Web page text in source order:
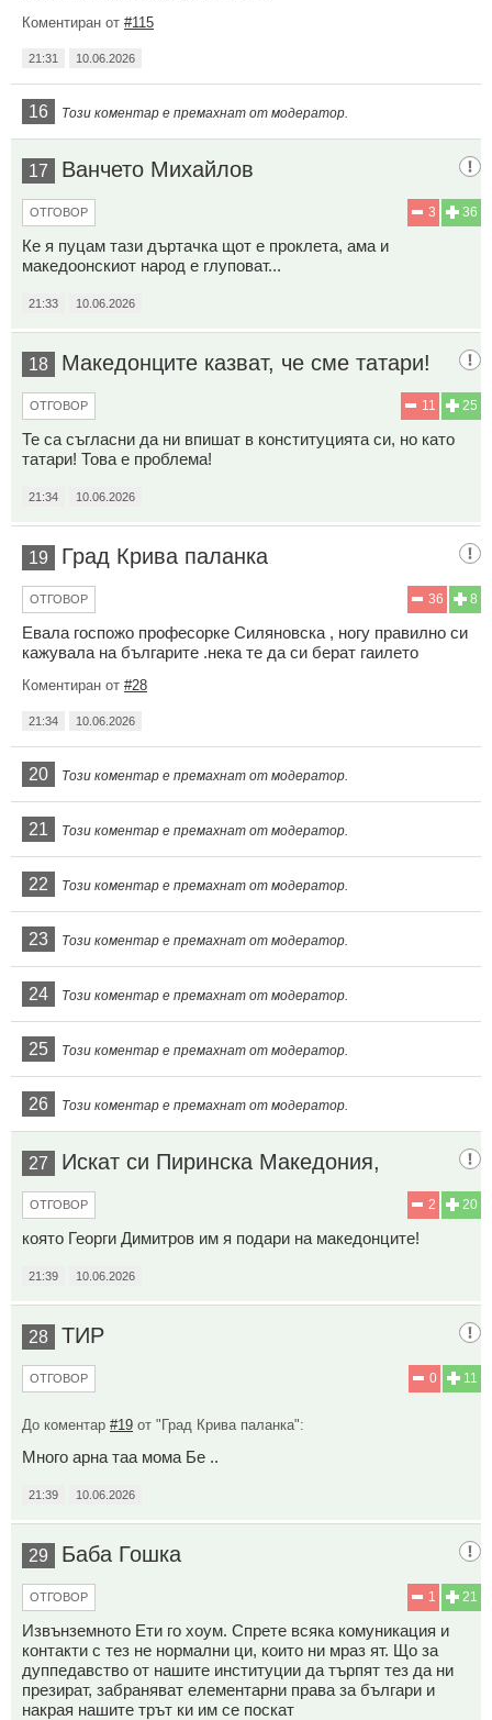
Коментиран от #115
21:31 10.06.2026
16 Този коментар е премахнат от модератор.
17 Ванчето Михайлов
36
3
ОТГОВОР
Ке я пуцам тази дъртачка щот е проклета, ама и
македоонскиот народ е глуповат...
21:33 10.06.2026
18 Македонците казват, че сме татари!
25
11
ОТГОВОР
Те са съгласни да ни впишат в конституцията си, но като
татари! Това е проблема!
21:34 10.06.2026
19 Град Крива паланка
8
36
ОТГОВОР
Евала госпожо професорке Силяновска , ногу правилно си
кажувала на българите .нека те да си берат гаилето
Коментиран от #28
21:34 10.06.2026
20 Този коментар е премахнат от модератор.
21 Този коментар е премахнат от модератор.
22 Този коментар е премахнат от модератор.
23 Този коментар е премахнат от модератор.
24 Този коментар е премахнат от модератор.
25 Този коментар е премахнат от модератор.
26 Този коментар е премахнат от модератор.
27 Искат си Пиринска Македония,
20
2
ОТГОВОР
която Георги Димитров им я подари на македонците!
21:39 10.06.2026
28 ТИР
11
0
ОТГОВОР
До коментар #19 от "Град Крива паланка":
Много арна таа мома Бе ..
21:39 10.06.2026
29 Баба Гошка
21
1
ОТГОВОР
Извънземното Ети го хоум. Спрете всяка комуникация и
контакти с тез не нормални ци, които ни мраз ят. Що за
дуппедавство от нашите институции да търпят тез да ни
презират, забраняват елементарни права за българи и
накрая нашите трът ки им се поскат